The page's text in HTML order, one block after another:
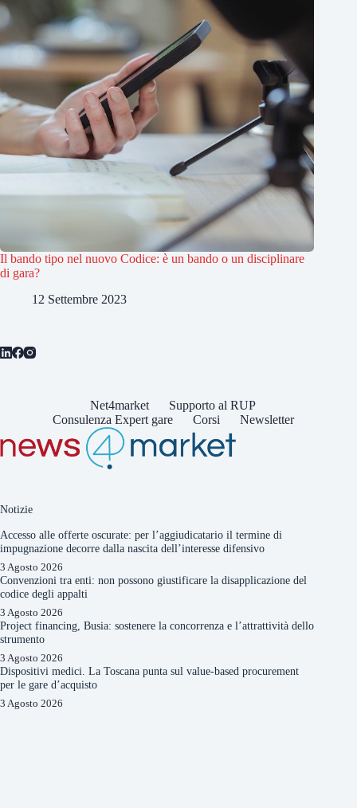
Il bando tipo nel nuovo Codice: è un bando o un disciplinare
di gara?
12 Settembre 2023
Net4market
Supporto al RUP
Consulenza Expert gare
Corsi Newsletter
Notizie
Accesso alle offerte oscurate: per l’aggiudicatario il termine di
impugnazione decorre dalla nascita dell’interesse difensivo
3 Agosto 2026
Convenzioni tra enti: non possono giustificare la disapplicazione del
codice degli appalti
3 Agosto 2026
Project financing, Busia: sostenere la concorrenza e l’attrattività dello
strumento
3 Agosto 2026
Dispositivi medici. La Toscana punta sul value-based procurement
per le gare d’acquisto
3 Agosto 2026